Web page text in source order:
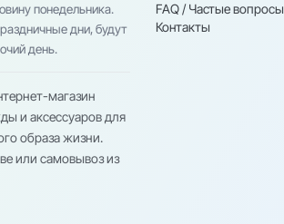
понедельника.
дни, будут
день.
магазин
и аксессуаров для
образа жизни.
или самовывоз из
FAQ / Частые вопросы
Контакты